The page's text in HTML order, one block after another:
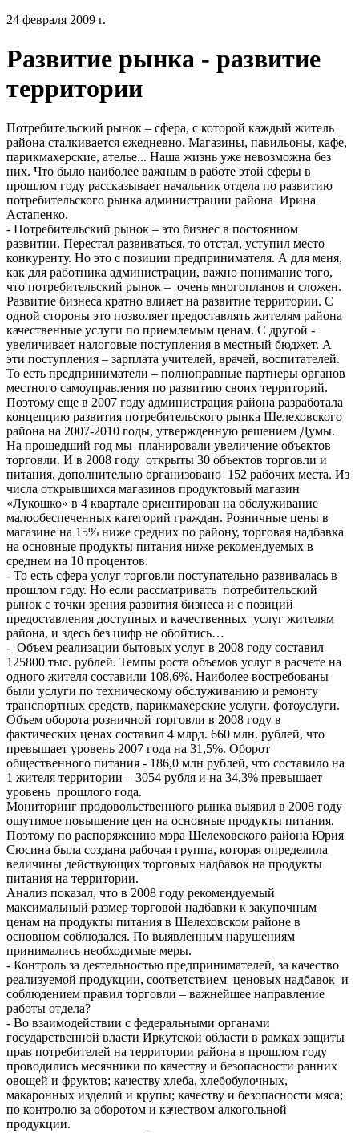
24 февраля 2009 г.
Развитие рынка - развитие
территории
Потребительский рынок – сфера, с которой каждый житель
района сталкивается ежедневно. Магазины, павильоны, кафе,
парикмахерские, ателье... Наша жизнь уже невозможна без
них. Что было наиболее важным в работе этой сферы в
прошлом году рассказывает начальник отдела по развитию
потребительского рынка администрации района Ирина
Астапенко.
- Потребительский рынок – это бизнес в постоянном
развитии. Перестал развиваться, то отстал, уступил место
конкуренту. Но это с позиции предпринимателя. А для меня,
как для работника администрации, важно понимание того,
что потребительский рынок – очень многопланов и сложен.
Развитие бизнеса кратно влияет на развитие территории. С
одной стороны это позволяет предоставлять жителям района
качественные услуги по приемлемым ценам. С другой -
увеличивает налоговые поступления в местный бюджет. А
эти поступления – зарплата учителей, врачей, воспитателей.
То есть предприниматели – полноправные партнеры органов
местного самоуправления по развитию своих территорий.
Поэтому еще в 2007 году администрация района разработала
концепцию развития потребительского рынка Шелеховского
района на 2007-2010 годы, утвержденную решением Думы.
На прошедший год мы планировали увеличение объектов
торговли. И в 2008 году открыты 30 объектов торговли и
питания, дополнительно организовано 152 рабочих места. Из
числа открывшихся магазинов продуктовый магазин
«Лукошко» в 4 квартале ориентирован на обслуживание
малообеспеченных категорий граждан. Розничные цены в
магазине на 15% ниже средних по району, торговая надбавка
на основные продукты питания ниже рекомендуемых в
среднем на 10 процентов.
- То есть сфера услуг торговли поступательно развивалась в
прошлом году. Но если рассматривать потребительский
рынок с точки зрения развития бизнеса и с позиций
предоставления доступных и качественных услуг жителям
района, и здесь без цифр не обойтись…
- Объем реализации бытовых услуг в 2008 году составил
125800 тыс. рублей. Темпы роста объемов услуг в расчете на
одного жителя составили 108,6%. Наиболее востребованы
были услуги по техническому обслуживанию и ремонту
транспортных средств, парикмахерские услуги, фотоуслуги.
Объем оборота розничной торговли в 2008 году в
фактических ценах составил 4 млрд. 660 млн. рублей, что
превышает уровень 2007 года на 31,5%. Оборот
общественного питания - 186,0 млн рублей, что составило на
1 жителя территории – 3054 рубля и на 34,3% превышает
уровень прошлого года.
Мониторинг продовольственного рынка выявил в 2008 году
ощутимое повышение цен на основные продукты питания.
Поэтому по распоряжению мэра Шелеховского района Юрия
Сюсина была создана рабочая группа, которая определила
величины действующих торговых надбавок на продукты
питания на территории.
Анализ показал, что в 2008 году рекомендуемый
максимальный размер торговой надбавки к закупочным
ценам на продукты питания в Шелеховском районе в
основном соблюдался. По выявленным нарушениям
принимались необходимые меры.
- Контроль за деятельностью предпринимателей, за качество
реализуемой продукции, соответствием ценовых надбавок и
соблюдением правил торговли – важнейшее направление
работы отдела?
- Во взаимодействии с федеральными органами
государственной власти Иркутской области в рамках защиты
прав потребителей на территории района в прошлом году
проводились месячники по качеству и безопасности ранних
овощей и фруктов; качеству хлеба, хлебобулочных,
макаронных изделий и крупы; качеству и безопасности мяса;
по контролю за оборотом и качеством алкогольной
продукции.